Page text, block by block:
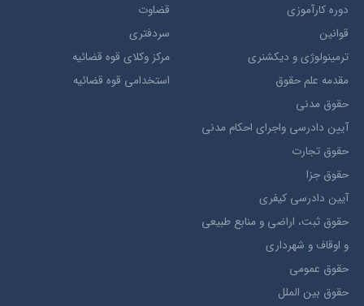
دوره کارآموزی
قوانین
ترمينولوژي و ديکشنري
مقدمه علم حقوق
حقوق مدني
آيين دادرسي ​واجراي ​احکام ​مدني
حقوق تجارت
حقوق جزا
آيین دادرسی کیفری
حقوق ثبت، اراضي و منابع طبيعي
و اوقاف و شهرداری
حقوق عمومی
حقوق بين الملل
قضاوت
سردفتری
مرکز وکلای قوه قضائیه
استخدامی قوه قضائیه